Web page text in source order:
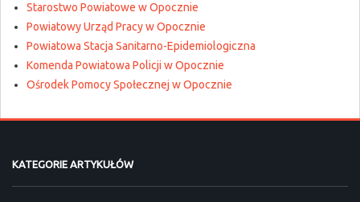
Starostwo Powiatowe w Opocznie
Powiatowy Urząd Pracy w Opocznie
Powiatowa Stacja Sanitarno-Epidemiologiczna
Komenda Powiatowa Policji w Opocznie
Ośrodek Pomocy Społecznej w Opocznie
KATEGORIE ARTYKUŁÓW